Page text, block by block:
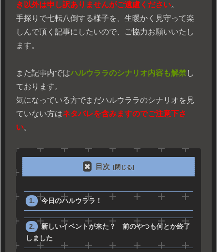
き以外は申し訳ありませんがご遠慮ください。
手探りで七転八倒する様子を、生暖かく見守って楽
しんで頂く記事にしたいので、ご協力お願いいたし
ます。
また記事内ではハルウララのシナリオ内容も解禁し
ております。
気になっている方でまだハルウララのシナリオを見
ていない方はネタバレを含みますのでご注意下さ
い。
目次
今日のハルウララ！
新しいイベントが来た？ 前のやつも何とか終了
しました